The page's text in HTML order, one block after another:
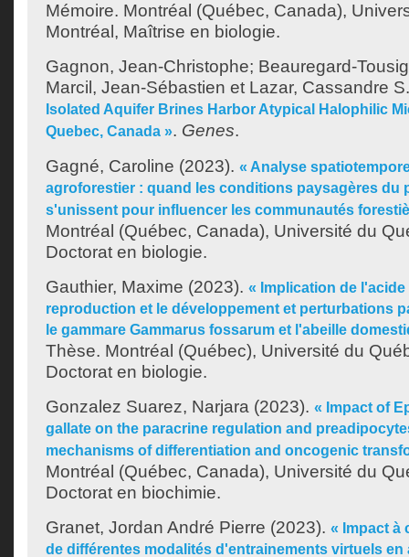
Mémoire. Montréal (Québec, Canada),
Montréal, Maîtrise en biologie.
Gagnon, Jean-Christophe; Beauregard-
Marcil, Jean-Sébastien et Lazar, Cassandre S.
Isolated Aquifer Brines Harbor Atypical Halophilic
Quebec, Canada ». Genes.
Gagné, Caroline (2023). « Analyse
agroforestier : quand les conditions paysagères du
s'unissent pour influencer les communautés
Montréal (Québec, Canada), Université du
Doctorat en biologie.
Gauthier, Maxime (2023). « Implication de
reproduction et le développement et perturbations
le gammare Gammarus fossarum et l'abeille
Thèse. Montréal (Québec), Université du
Doctorat en biologie.
Gonzalez Suarez, Narjara (2023). « Impact of
gallate on the paracrine regulation and
mechanisms of differentiation and oncogenic
Montréal (Québec, Canada), Université du
Doctorat en biochimie.
Granet, Jordan André Pierre (2023). « Impact à
de différentes modalités d'entrainements virtuels